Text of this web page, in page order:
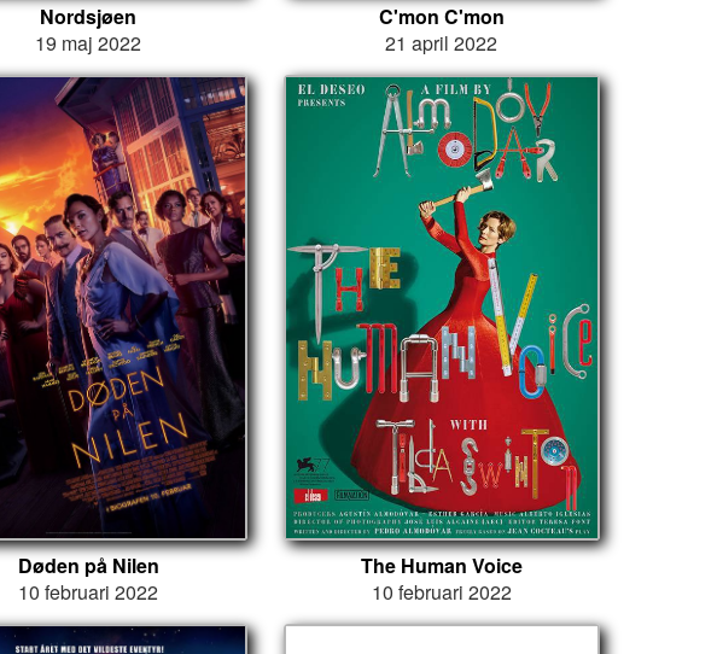
Nordsjøen
19 maj 2022
C'mon C'mon
21 april 2022
Døden på Nilen
10 februari 2022
The Human Voice
10 februari 2022